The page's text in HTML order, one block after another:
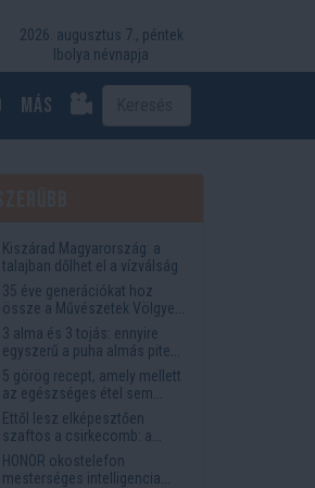
2026. augusztus 7., péntek
Ibolya névnapja
más
Kiszárad Magyarország: a
talajban dőlhet el a vízválság
35 éve generációkat hoz
össze a Művészetek Völgye
– megvan a 2027-es időpont
és a bérletár
3 alma és 3 tojás: ennyire
egyszerű a puha almás pite
titka
5 görög recept, amely mellett
az egészséges étel sem
tűnik lemondásnak
Ettől lesz elképesztően
szaftos a csirkecomb: a
sörös pác a titok
HONOR okostelefon
mesterséges intelligencia